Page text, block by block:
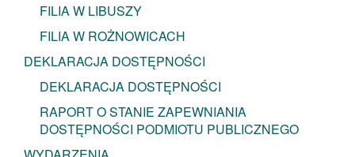
FILIA W LIBUSZY
FILIA W ROŻNOWICACH
DEKLARACJA DOSTĘPNOŚCI
DEKLARACJA DOSTĘPNOŚCI
RAPORT O STANIE ZAPEWNIANIA
DOSTĘPNOŚCI PODMIOTU PUBLICZNEGO